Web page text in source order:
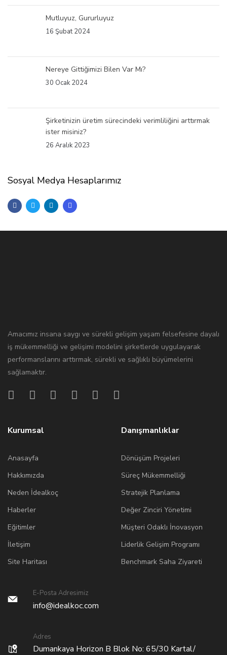
Mutluyuz, Gururluyuz
16 Şubat 2024
Nereye Gittiğimizi Bilen Var Mı?
30 Ocak 2024
Şirketinizin üretim sürecindeki verimliliğini arttırmak
ister misiniz?
26 Aralık 2023
Sosyal Medya Hesaplarımız
Amacımız insana saygı ve sürekli gelişim yaşam felsefesine dayalı
iş mükemmelliği ve gelişimi modelini şirketlerde uygulayarak
performanslarını arttırmak, sürekli ve sağlıklı büyümelerini
sağlamaktır.
Kurumsal
Anasayfa
Hakkımızda
Neden İdealkoç
Haberler
Eğitimler
İletişim
Site Haritası
Danışmanlıklar
Dönüşüm Projeleri
Süreç Mükemmelliği
Stratejik Planlama
Değer Zinciri Yönetimi
Müşteri Odaklı İnovasyon
Liderlik Gelişim Programı
Benchmark Saha Ziyareti
E-Posta Adresimiz
info@idealkoc.com
Adres
Dumankaya Horizon B Blok No: 65/30 Kartal/